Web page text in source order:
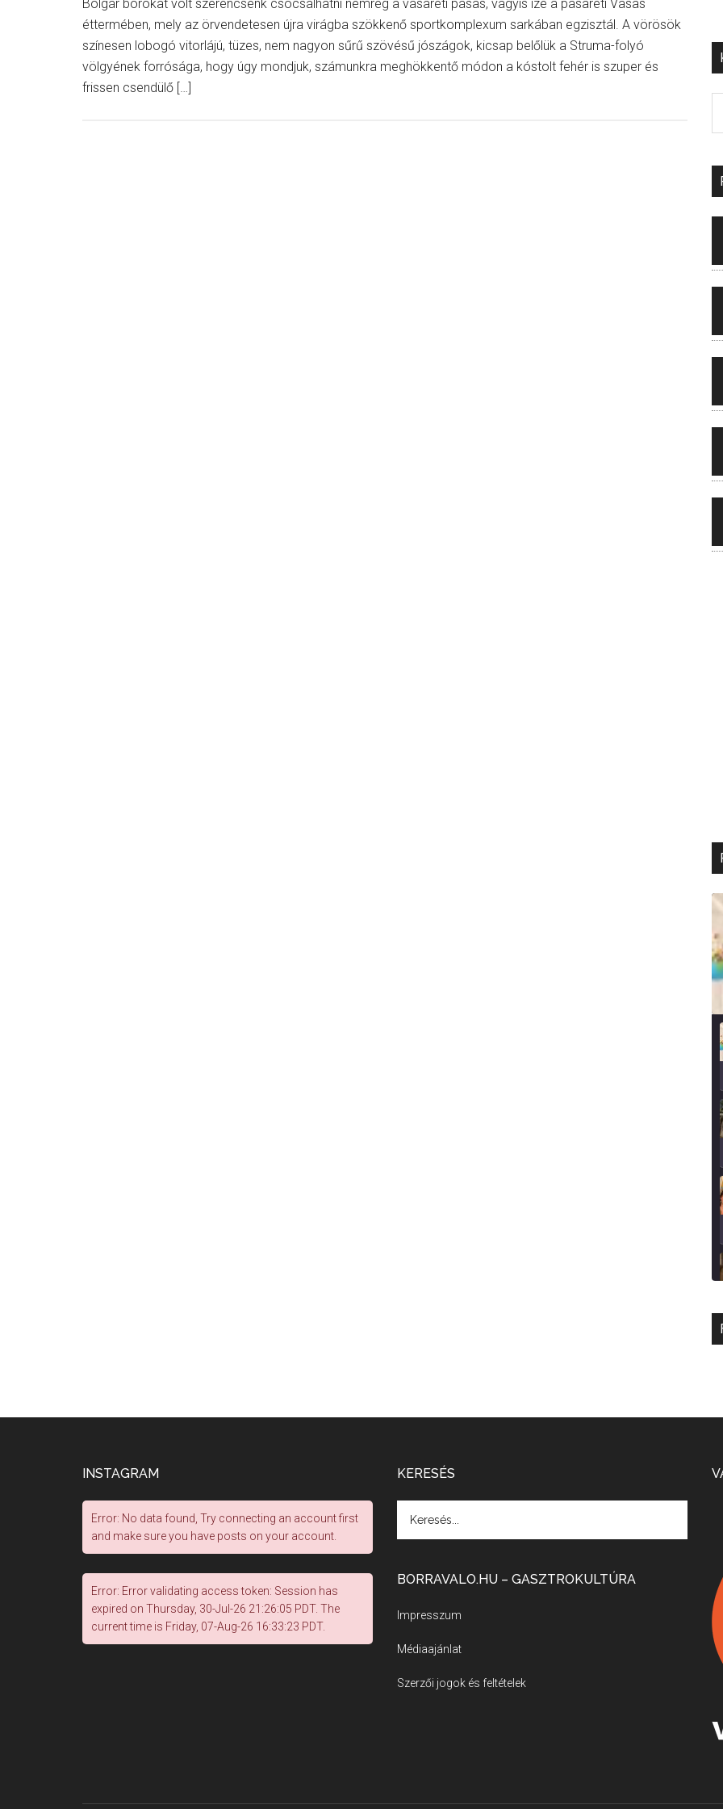
Bolgár borokat volt szerencsénk csócsálhatni nemrég a vasaréti pasas, vagyis izé a pasaréti Vasas
éttermében, mely az örvendetesen újra virágba szökkenő sportkomplexum sarkában egzisztál. A vörösök
színesen lobogó vitorlájú, tüzes, nem nagyon sűrű szövésű jószágok, kicsap belőlük a Struma-folyó
völgyének forrósága, hogy úgy mondjuk, számunkra meghökkentő módon a kóstolt fehér is szuper és
frissen csendülő […]
INSTAGRAM
Error: No data found, Try connecting an account first
and make sure you have posts on your account.
Error: Error validating access token: Session has
expired on Thursday, 30-Jul-26 21:26:05 PDT. The
current time is Friday, 07-Aug-26 16:33:23 PDT.
KERESÉS
BORRAVALO.HU – GASZTROKULTÚRA
Impresszum
Médiaajánlat
Szerzői jogok és feltételek